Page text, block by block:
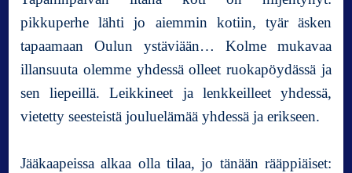
n
l
o
l
a
pikkuperhe lähti jo aiemmin kotiin, tyär äsken
tapaamaan Oulun ystäviään… Kolme mukavaa
illansuuta olemme yhdessä olleet ruokapöydässä ja
sen liepeillä. Leikkineet ja lenkkeilleet yhdessä,
vietetty seesteistä jouluelämää yhdessä ja erikseen.
Jääkaapeissa alkaa olla tilaa, jo tänään rääppiäiset: